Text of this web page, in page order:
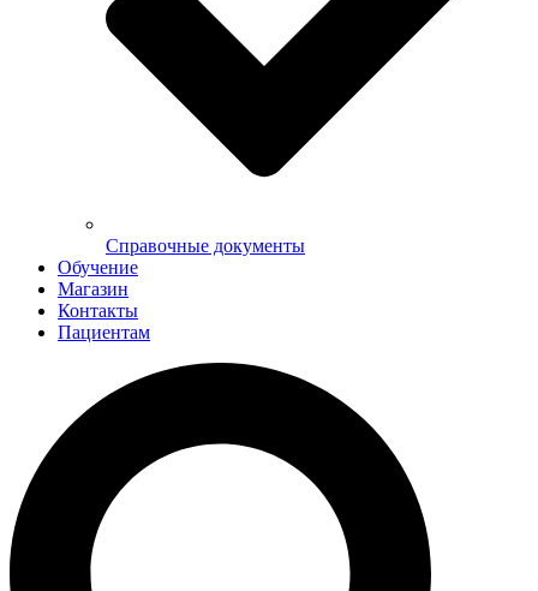
Справочные документы
Обучение
Магазин
Контакты
Пациентам